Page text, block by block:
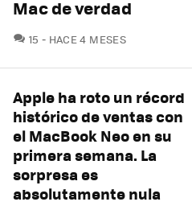
Mac de verdad
15 COMENTARIOS
HACE 4 MESES
Apple ha roto un récord
histórico de ventas con
el MacBook Neo en su
primera semana. La
sorpresa es
absolutamente nula